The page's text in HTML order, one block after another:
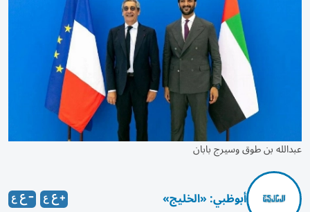
عبدالله بن طوق وسيرج بابان
أبوظبي: «الخليج»